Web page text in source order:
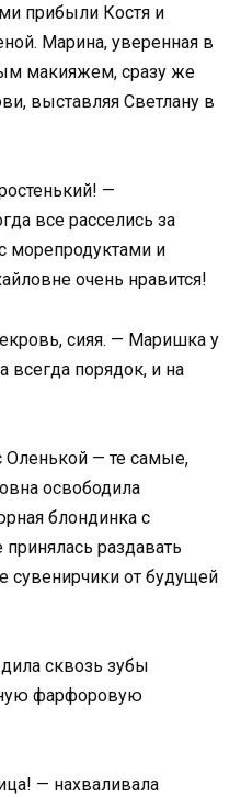
прибыли Костя и
Марина, уверенная в
макияжем, сразу же
выставляя Светлану в
—
все расселись за
морепродуктами и
очень нравится!
сияя. — Маришка у
всегда порядок, и на
Оленькой — те самые,
освободила
блондинка с
раздавать
сувенирчики от будущей
сквозь зубы
фарфоровую
— нахваливала